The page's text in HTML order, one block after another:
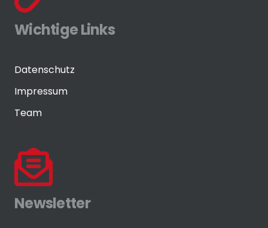
Wichtige Links
Datenschutz
Impressum
Team
Newsletter